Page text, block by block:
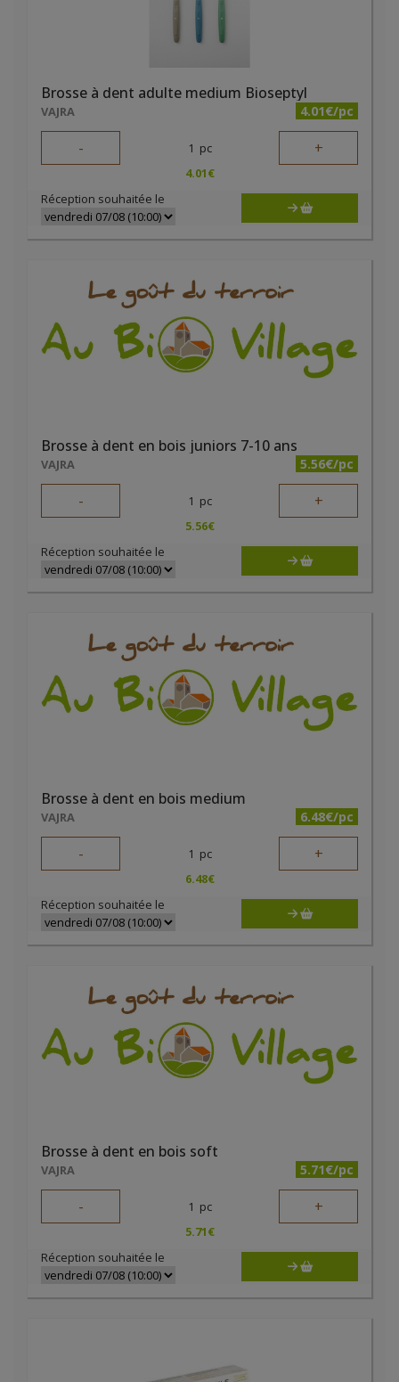
Brosse à dent adulte medium Bioseptyl
VAJRA 4.01€/pc
- 1 pc +
4.01€
Réception souhaitée le
Brosse à dent en bois juniors 7-10 ans
VAJRA 5.56€/pc
- 1 pc +
5.56€
Réception souhaitée le
Brosse à dent en bois medium
VAJRA 6.48€/pc
- 1 pc +
6.48€
Réception souhaitée le
Brosse à dent en bois soft
VAJRA 5.71€/pc
- 1 pc +
5.71€
Réception souhaitée le